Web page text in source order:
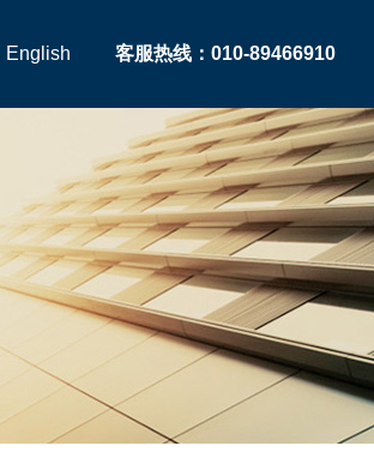
English 客服热线：010-89466910